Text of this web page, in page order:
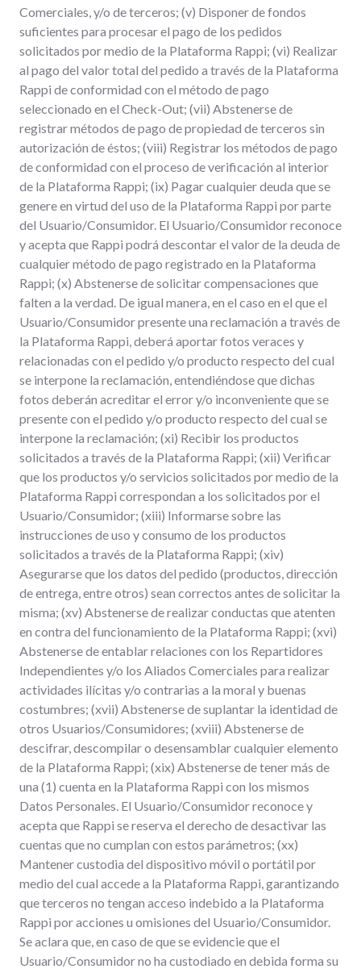
Comerciales, y/o de terceros; (v) Disponer de fondos
suficientes para procesar el pago de los pedidos
solicitados por medio de la Plataforma Rappi; (vi) Realizar
al pago del valor total del pedido a través de la Plataforma
Rappi de conformidad con el método de pago
seleccionado en el Check-Out; (vii) Abstenerse de
registrar métodos de pago de propiedad de terceros sin
autorización de éstos; (viii) Registrar los métodos de pago
de conformidad con el proceso de verificación al interior
de la Plataforma Rappi; (ix) Pagar cualquier deuda que se
genere en virtud del uso de la Plataforma Rappi por parte
del Usuario/Consumidor. El Usuario/Consumidor reconoce
y acepta que Rappi podrá descontar el valor de la deuda de
cualquier método de pago registrado en la Plataforma
Rappi; (x) Abstenerse de solicitar compensaciones que
falten a la verdad. De igual manera, en el caso en el que el
Usuario/Consumidor presente una reclamación a través de
la Plataforma Rappi, deberá aportar fotos veraces y
relacionadas con el pedido y/o producto respecto del cual
se interpone la reclamación, entendiéndose que dichas
fotos deberán acreditar el error y/o inconveniente que se
presente con el pedido y/o producto respecto del cual se
interpone la reclamación; (xi) Recibir los productos
solicitados a través de la Plataforma Rappi; (xii) Verificar
que los productos y/o servicios solicitados por medio de la
Plataforma Rappi correspondan a los solicitados por el
Usuario/Consumidor; (xiii) Informarse sobre las
instrucciones de uso y consumo de los productos
solicitados a través de la Plataforma Rappi; (xiv)
Asegurarse que los datos del pedido (productos, dirección
de entrega, entre otros) sean correctos antes de solicitar la
misma; (xv) Abstenerse de realizar conductas que atenten
en contra del funcionamiento de la Plataforma Rappi; (xvi)
Abstenerse de entablar relaciones con los Repartidores
Independientes y/o los Aliados Comerciales para realizar
actividades ilícitas y/o contrarias a la moral y buenas
costumbres; (xvii) Abstenerse de suplantar la identidad de
otros Usuarios/Consumidores; (xviii) Abstenerse de
descifrar, descompilar o desensamblar cualquier elemento
de la Plataforma Rappi; (xix) Abstenerse de tener más de
una (1) cuenta en la Plataforma Rappi con los mismos
Datos Personales. El Usuario/Consumidor reconoce y
acepta que Rappi se reserva el derecho de desactivar las
cuentas que no cumplan con estos parámetros; (xx)
Mantener custodia del dispositivo móvil o portátil por
medio del cual accede a la Plataforma Rappi, garantizando
que terceros no tengan acceso indebido a la Plataforma
Rappi por acciones u omisiones del Usuario/Consumidor.
Se aclara que, en caso de que se evidencie que el
Usuario/Consumidor no ha custodiado en debida forma su